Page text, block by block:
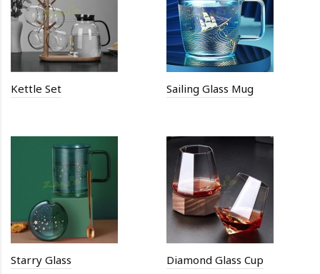
Kettle Set Sailing Glass Mug
Starry Glass Diamond Glass Cup